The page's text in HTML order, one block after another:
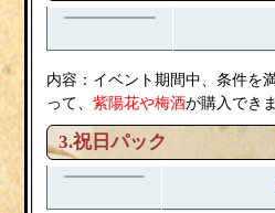
内容：イベント期間中、条件を
って、紫陽花や梅酒が購入できま
3.祝日パック